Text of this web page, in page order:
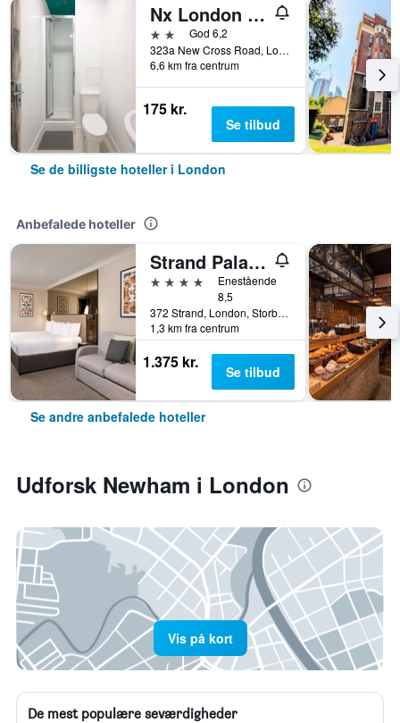
Nx London Hostel
2 stjernerGod 6,2
323a New Cross Road, London, Storbritannien
6,6 km fra centrum
175 kr.
Se tilbud
Se de billigste hoteller i London
Anbefalede hoteller
Strand Palace Hotel
4 stjerner
Enestående
8,5
372 Strand, London, Storbritannien
1,3 km fra centrum
1.375 kr. Se tilbud
Se andre anbefalede hoteller
Udforsk Newham i London
Vis på kort
De mest populære seværdigheder